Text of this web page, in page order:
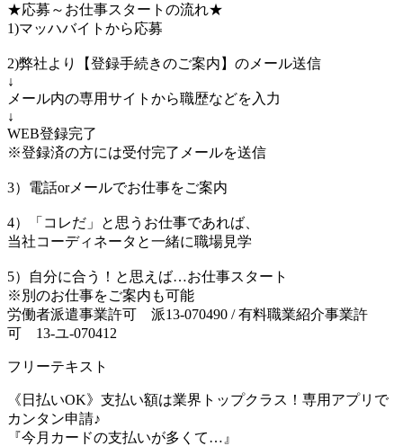
★応募～お仕事スタートの流れ★
1)マッハバイトから応募
2)弊社より【登録手続きのご案内】のメール送信
↓
メール内の専用サイトから職歴などを入力
↓
WEB登録完了
※登録済の方には受付完了メールを送信
3）電話orメールでお仕事をご案内
4）「コレだ」と思うお仕事であれば、
当社コーディネータと一緒に職場見学
5）自分に合う！と思えば…お仕事スタート
※別のお仕事をご案内も可能
労働者派遣事業許可 派13-070490 / 有料職業紹介事業許
可 13-ユ-070412
フリーテキスト
《日払いOK》支払い額は業界トップクラス！専用アプリで
カンタン申請♪
『今月カードの支払いが多くて…』